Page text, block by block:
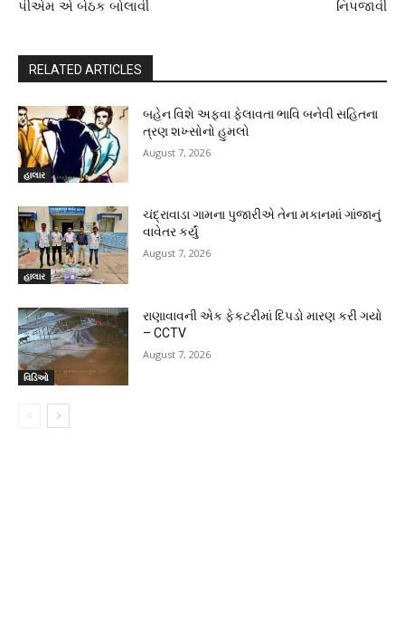
પીએમ એ બેઠક બોલાવી
નિપજાવી
RELATED ARTICLES
હાલાર
બહેન વિશે અફવા ફેલાવતા ભાવિ બનેવી સહિતના
ત્રણ શખ્સોનો હુમલો
August 7, 2026
હાલાર
ચંદ્રાવાડા ગામના પુજારીએ તેના મકાનમાં ગાંજાનું
વાવેતર કર્યું
August 7, 2026
વિડિઓ
રાણાવાવની એક ફેકટરીમાં દિપડો મારણ કરી ગયો
– CCTV
August 7, 2026